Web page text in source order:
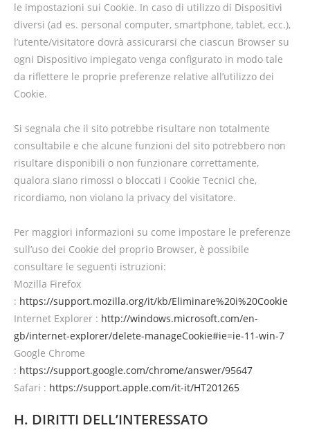
le impostazioni sui Cookie. In caso di utilizzo di Dispositivi
diversi (ad es. personal computer, smartphone, tablet, ecc.),
l’utente/visitatore dovrà assicurarsi che ciascun Browser su
ogni Dispositivo impiegato venga configurato in modo tale
da riflettere le proprie preferenze relative all’utilizzo dei
Cookie.
Si segnala che il sito potrebbe risultare non totalmente
consultabile e che alcune funzioni del sito potrebbero non
risultare disponibili o non funzionare correttamente,
qualora siano rimossi o bloccati i Cookie Tecnici che,
ricordiamo, non violano la privacy del visitatore.
Per maggiori informazioni su come impostare le preferenze
sull’uso dei Cookie del proprio Browser, è possibile
consultare le seguenti istruzioni:
Mozilla Firefox
: https://support.mozilla.org/it/kb/Eliminare%20i%20Cookie
Internet Explorer : http://windows.microsoft.com/en-
gb/internet-explorer/delete-manageCookie#ie=ie-11-win-7
Google Chrome
: https://support.google.com/chrome/answer/95647
Safari : https://support.apple.com/it-it/HT201265
H. DIRITTI DELL’INTERESSATO